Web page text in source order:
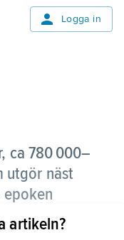
Logga in
ca 780 000–
utgör näst
artikeln?